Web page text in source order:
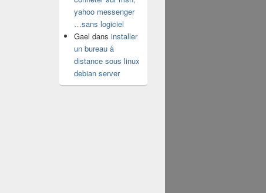
yahoo messenger
…sans logiciel
Gael dans installer
un bureau à
distance sous linux
debian server